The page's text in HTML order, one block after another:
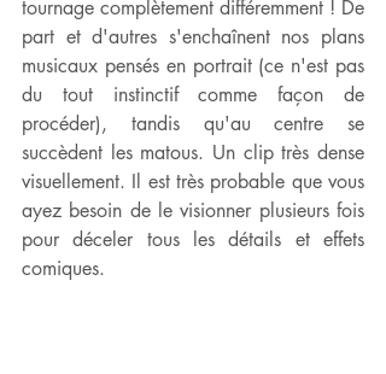
tournage complètement différemment ! De
part et d'autres s'enchaînent nos plans
musicaux pensés en portrait (ce n'est pas
du tout instinctif comme façon de
procéder), tandis qu'au centre se
succèdent les matous. Un clip très dense
visuellement. Il est très probable que vous
ayez besoin de le visionner plusieurs fois
pour déceler tous les détails et effets
comiques.